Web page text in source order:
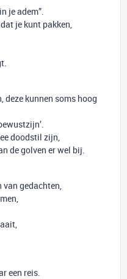
je adem”.
je kunt pakken,
deze kunnen soms hoog
doodstil zijn,
de golven er wel bij.
van gedachten,
een reis.